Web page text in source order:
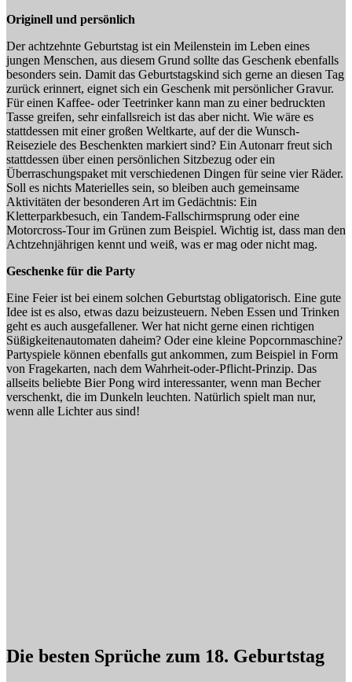
Originell und persönlich
Der achtzehnte Geburtstag ist ein Meilenstein im Leben eines
jungen Menschen, aus diesem Grund sollte das Geschenk ebenfalls
besonders sein. Damit das Geburtstagskind sich gerne an diesen Tag
zurück erinnert, eignet sich ein Geschenk mit persönlicher Gravur.
Für einen Kaffee- oder Teetrinker kann man zu einer bedruckten
Tasse greifen, sehr einfallsreich ist das aber nicht. Wie wäre es
stattdessen mit einer großen Weltkarte, auf der die Wunsch-
Reiseziele des Beschenkten markiert sind? Ein Autonarr freut sich
stattdessen über einen persönlichen Sitzbezug oder ein
Überraschungspaket mit verschiedenen Dingen für seine vier Räder.
Soll es nichts Materielles sein, so bleiben auch gemeinsame
Aktivitäten der besonderen Art im Gedächtnis: Ein
Kletterparkbesuch, ein Tandem-Fallschirmsprung oder eine
Motorcross-Tour im Grünen zum Beispiel. Wichtig ist, dass man den
Achtzehnjährigen kennt und weiß, was er mag oder nicht mag.
Geschenke für die Party
Eine Feier ist bei einem solchen Geburtstag obligatorisch. Eine gute
Idee ist es also, etwas dazu beizusteuern. Neben Essen und Trinken
geht es auch ausgefallener. Wer hat nicht gerne einen richtigen
Süßigkeitenautomaten daheim? Oder eine kleine Popcornmaschine?
Partyspiele können ebenfalls gut ankommen, zum Beispiel in Form
von Fragekarten, nach dem Wahrheit-oder-Pflicht-Prinzip. Das
allseits beliebte Bier Pong wird interessanter, wenn man Becher
verschenkt, die im Dunkeln leuchten. Natürlich spielt man nur,
wenn alle Lichter aus sind!
Die besten Sprüche zum 18. Geburtstag